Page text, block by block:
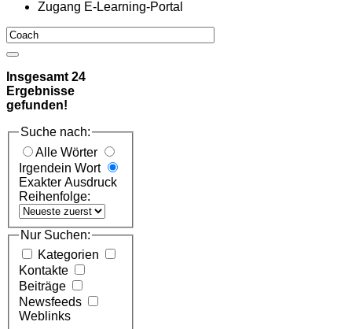
Zugang E-Learning-Portal
Insgesamt 24
Ergebnisse
gefunden!
Suche nach:
Alle Wörter
Irgendein Wort
Exakter Ausdruck
Reihenfolge:
Nur Suchen:
Kategorien
Kontakte
Beiträge
Newsfeeds
Weblinks